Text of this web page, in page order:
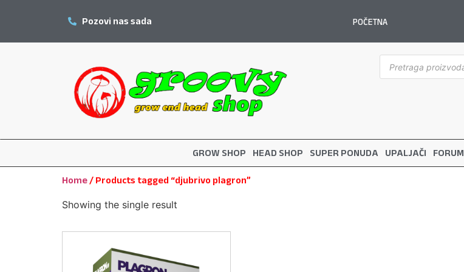
Pozovi nas sada POČETNA
GROW SHOP HEAD SHOP SUPER PONUDA UPALJAČI FORUM
Home / Products tagged “djubrivo plagron”
Showing the single result